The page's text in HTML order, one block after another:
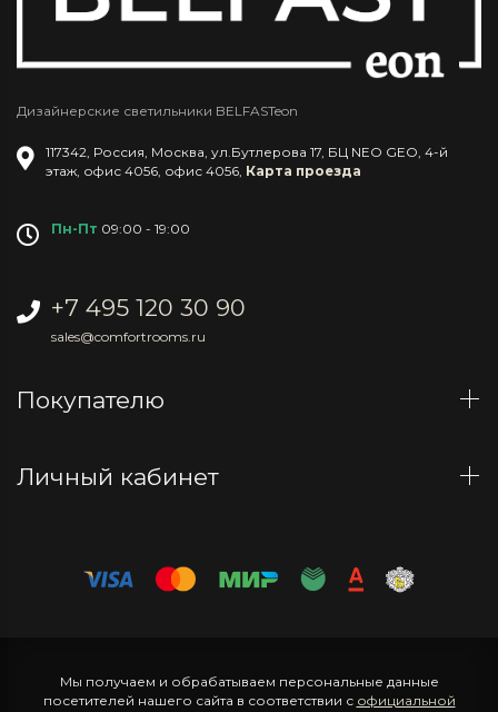
Дизайнерские светильники BELFASTeon
117342, Россия, Москва, ул.Бутлерова 17, БЦ NEO GEO, 4-й
этаж, офис 4056, офис 4056, Карта проезда
Пн-Пт 09:00 - 19:00
+7 495 120 30 90
sales@comfortrooms.ru
Покупателю
Личный кабинет
Мы получаем и обрабатываем персональные данные
посетителей нашего сайта в соответствии с официальной